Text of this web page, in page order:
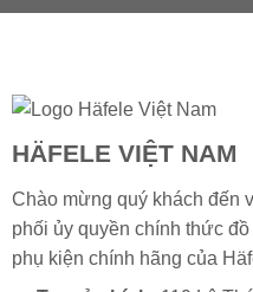
HÄFELE VIỆT NAM
Chào mừng quý khách đến
phối ủy quyền chính thức
phụ kiện chính hãng của